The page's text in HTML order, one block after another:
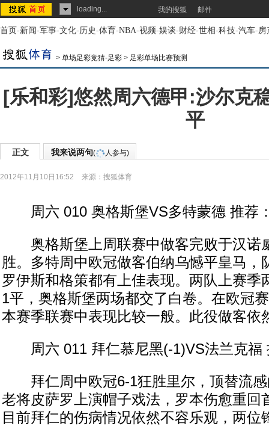
loading... 我的搜狐 邮件
首页-新闻-军事-文化-历史-体育-NBA-视频-娱谈-财经-世相-科技-汽车-房
> 单场足彩竞猜-足彩 > 足彩单场比赛预测
[乐和彩]悠然周六德甲:沙尔克
平
正文 我来说两句( 人参与)
2012年11月10日16:52 来源： 搜狐体育
周六 010 奥格斯堡VS多特蒙德 推荐
奥格斯堡上周联赛中做客完败于汉诺
胜。多特周中欧冠做客伯纳乌憾平皇马，
罗伊斯和格策都有上佳表现。两队上赛季
1平，奥格斯堡两场都交了白卷。在欧冠
本赛季联赛中表现比较一般。此役做客依
周六 011 拜仁慕尼黑(-1)VS法兰克福
拜仁周中欧冠6-1狂胜里尔，顶替流感
老将皮萨罗上演帽子戏法，罗本伤愈重回
目前拜仁的伤病情况依然不容乐观，两位